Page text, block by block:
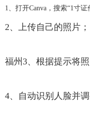
1、打开Canva，搜索“1寸证
2、上传自己的照片；
福州3、根据提示将
4、自动识别人脸并调